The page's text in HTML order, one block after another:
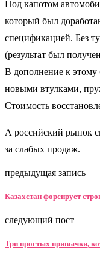
Под капотом
который был
спецификацией. Без
(результат был
В дополнение к этому
новыми втулками,
Стоимость
А российский рынок
за слабых продаж.
предыдущая запись
Казахстан форсирует
следующий пост
Три простых привычки,